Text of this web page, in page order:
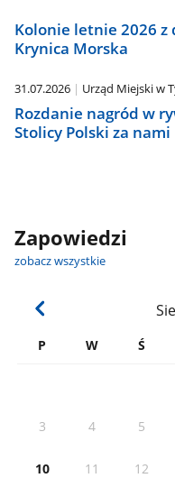
Kolonie letnie 2026 z
Krynica Morska
31.07.2026 Urząd Miejski w
Rozdanie nagród w
Stolicy Polski za nami
Zapowiedzi
zobacz wszystkie
P W Ś
3 4 5
10 11 12